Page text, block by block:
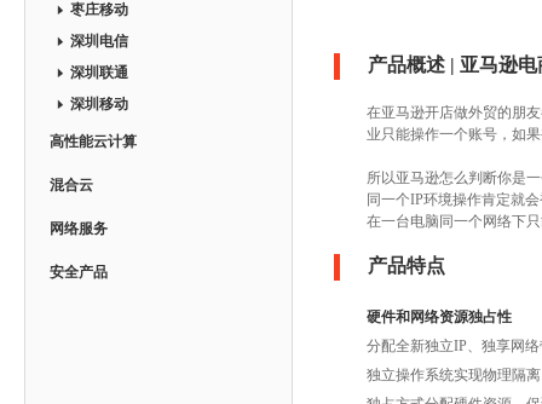
枣庄移动
深圳电信
深圳联通
深圳移动
高性能云计算
混合云
网络服务
安全产品
产品概述 | 亚马逊
在亚马逊开店做外贸的朋
业只能操作一个账号，如
所以亚马逊怎么判断你是
同一个IP环境操作肯定就
在一台电脑同一个网络下
产品特点
硬件和网络资源独占性
分配全新独立IP、独享网
独立操作系统实现物理隔